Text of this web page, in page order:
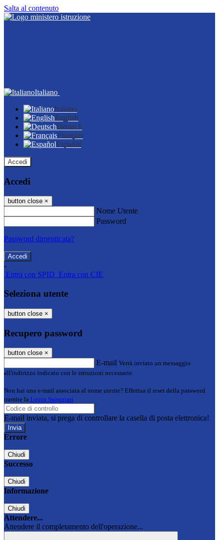
Salta al contenuto
Italiano
Italiano
English
Deutsch
Français
Español
Accedi
Accedi
button close ×
Nome Utente
Password
Password dimenticata?
-
Entra con SPID Entra con CIE
Seleziona utente
button close ×
Recupero password
button close ×
E-mail Verrà inviato un messaggio
all'indirizzo indicato con le istruzioni necessarie.
Non hai una e-mail associata al nome utente? Effettua il reset della password
tramite la Login Spaggiari
E-mail inviata, si prega di controllare la casella di posta elettronica!
Errore
Chiudi
Successo
Chiudi
Informazione
Chiudi
Attendere...
Attendere il completamento dell'operazione...